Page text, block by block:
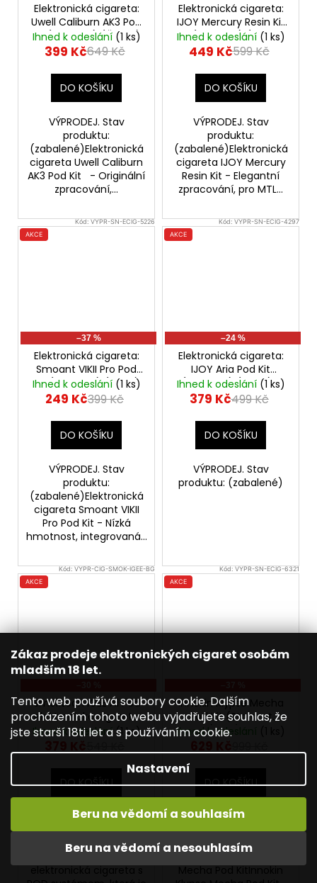
Zákaz prodeje elektronických cigaret osobám
mladším 18 let.
Tento web používá soubory cookie. Dalším
procházením tohoto webu vyjadřujete souhlas, že
jste starší 18ti let a s používáním cookie.
Nastavení
Beru na vědomí a nesouhlasím
Beru na vědomí a souhlasím
Elektronická cigareta:
Uwell Caliburn AK3 Pod
Kit (520mAh) (Černá)
- VÝPRODEJ.
Ihned k odeslání (1 ks)
399 Kč649 Kč
DO KOŠÍKU
VÝPRODEJ. Stav
produktu:
(zabalené)Elektronická
cigareta Uwell Caliburn
AK3 Pod Kit - Originální
zpracování,...
Elektronická cigareta:
IJOY Mercury Resin Kit
(1100mAh) (RC-
Hellfire) - VÝPRODEJ.
Ihned k odeslání (1 ks)
449 Kč599 Kč
DO KOŠÍKU
VÝPRODEJ. Stav
produktu:
(zabalené)Elektronická
cigareta IJOY Mercury
Resin Kit - Elegantní
zpracování, pro MTL...
Kód:VYPR-SN-ECIG-5226
AKCE
–37 %
Elektronická cigareta:
Smoant VIKII Pro Pod
Kit (700mAh) (Silver)
- VÝPRODEJ.
Ihned k odeslání (1 ks)
249 Kč399 Kč
DO KOŠÍKU
VÝPRODEJ. Stav
produktu:
(zabalené)Elektronická
cigareta Smoant VIKII
Pro Pod Kit - Nízká
hmotnost, integrovaná...
Kód:VYPR-SN-ECIG-4297
AKCE
–24 %
Elektronická cigareta:
IJOY Aria Pod Kit
(900mAh) (Cyan) -
VÝPRODEJ.
Ihned k odeslání (1 ks)
379 Kč499 Kč
DO KOŠÍKU
VÝPRODEJ. Stav
produktu: (zabalené)
Kód:VYPR-CIG-SMOK-IGEE-BG
AKCE
Smoktech IGEE A1 Pod
elektronická cigareta
650mAh Blue Green -
Ihned k odeslání (1 ks)
DO KOŠÍKU
VÝPRODEJ. Stav
produktu:
(zabalené)Smoktech
Kód:VYPR-SN-ECIG-6321
AKCE
Innokin Klypse Mecha
Pod Kit (Stardust
Silver) - VÝPRODEJ.
Ihned k odeslání
DO KOŠÍKU
VÝPRODEJ. Stav
produktu:
(zabalené)Elektronická